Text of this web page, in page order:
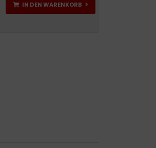
IN DEN WARENKORB